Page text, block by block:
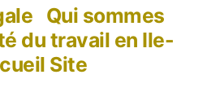
Qui sommes
du travail en Ile-
Site